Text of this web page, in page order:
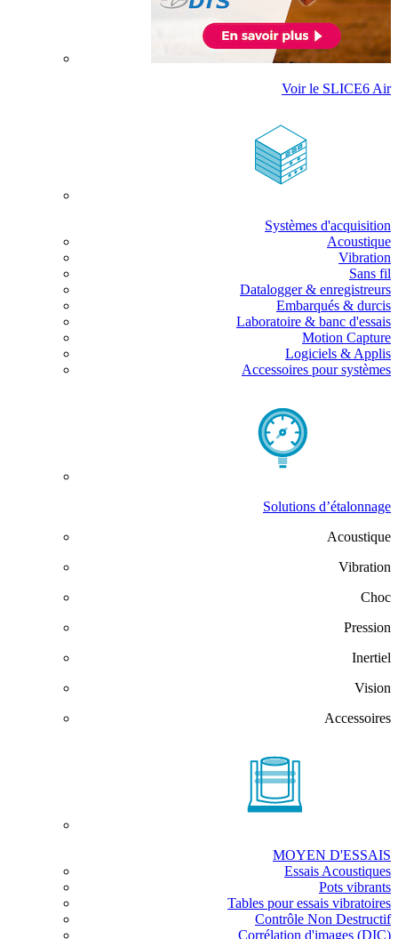
Voir le SLICE6 Air
Systèmes d'acquisition
Acoustique
Vibration
Sans fil
Datalogger & enregistreurs
Embarqués & durcis
Laboratoire & banc d'essais
Motion Capture
Logiciels & Applis
Accessoires pour systèmes
Solutions d’étalonnage
Acoustique
Vibration
Choc
Pression
Inertiel
Vision
Accessoires
MOYEN D'ESSAIS
Essais Acoustiques
Pots vibrants
Tables pour essais vibratoires
Contrôle Non Destructif
Corrélation d'images (DIC)